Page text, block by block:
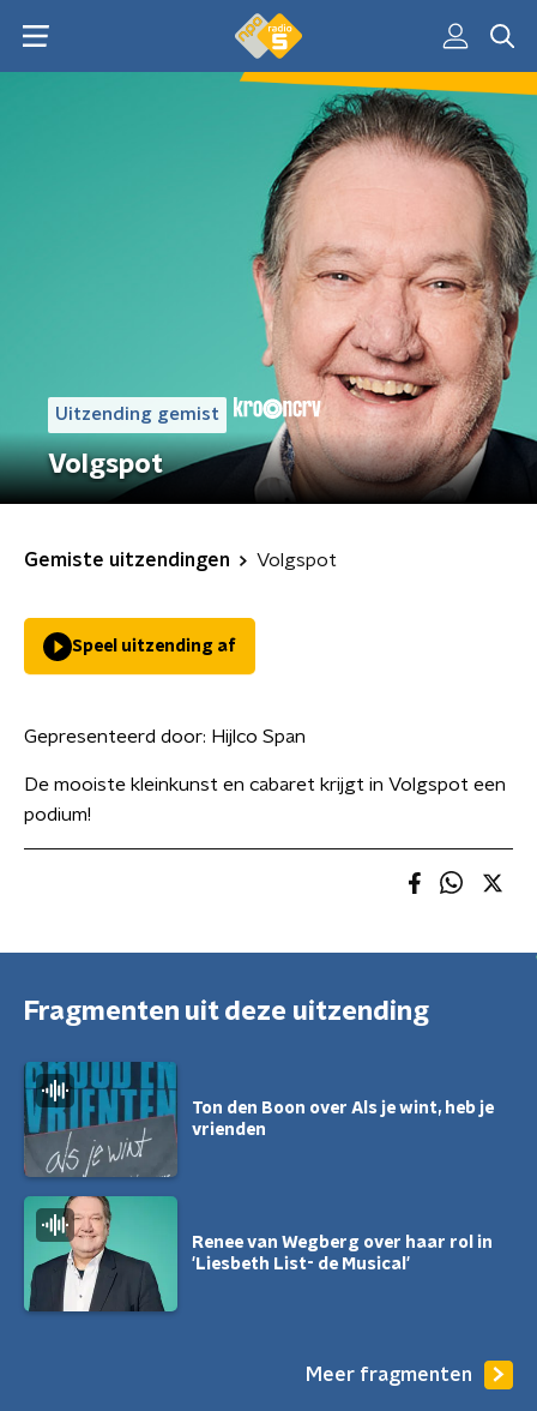
Uitzending gemist
Volgspot
Gemiste uitzendingen Volgspot
Speel uitzending af
Gepresenteerd door: Hijlco Span
De mooiste kleinkunst en cabaret krijgt in Volgspot een
podium!
Fragmenten uit deze uitzending
Ton den Boon over Als je wint, heb je
vrienden
Renee van Wegberg over haar rol in
'Liesbeth List- de Musical'
Meer fragmenten